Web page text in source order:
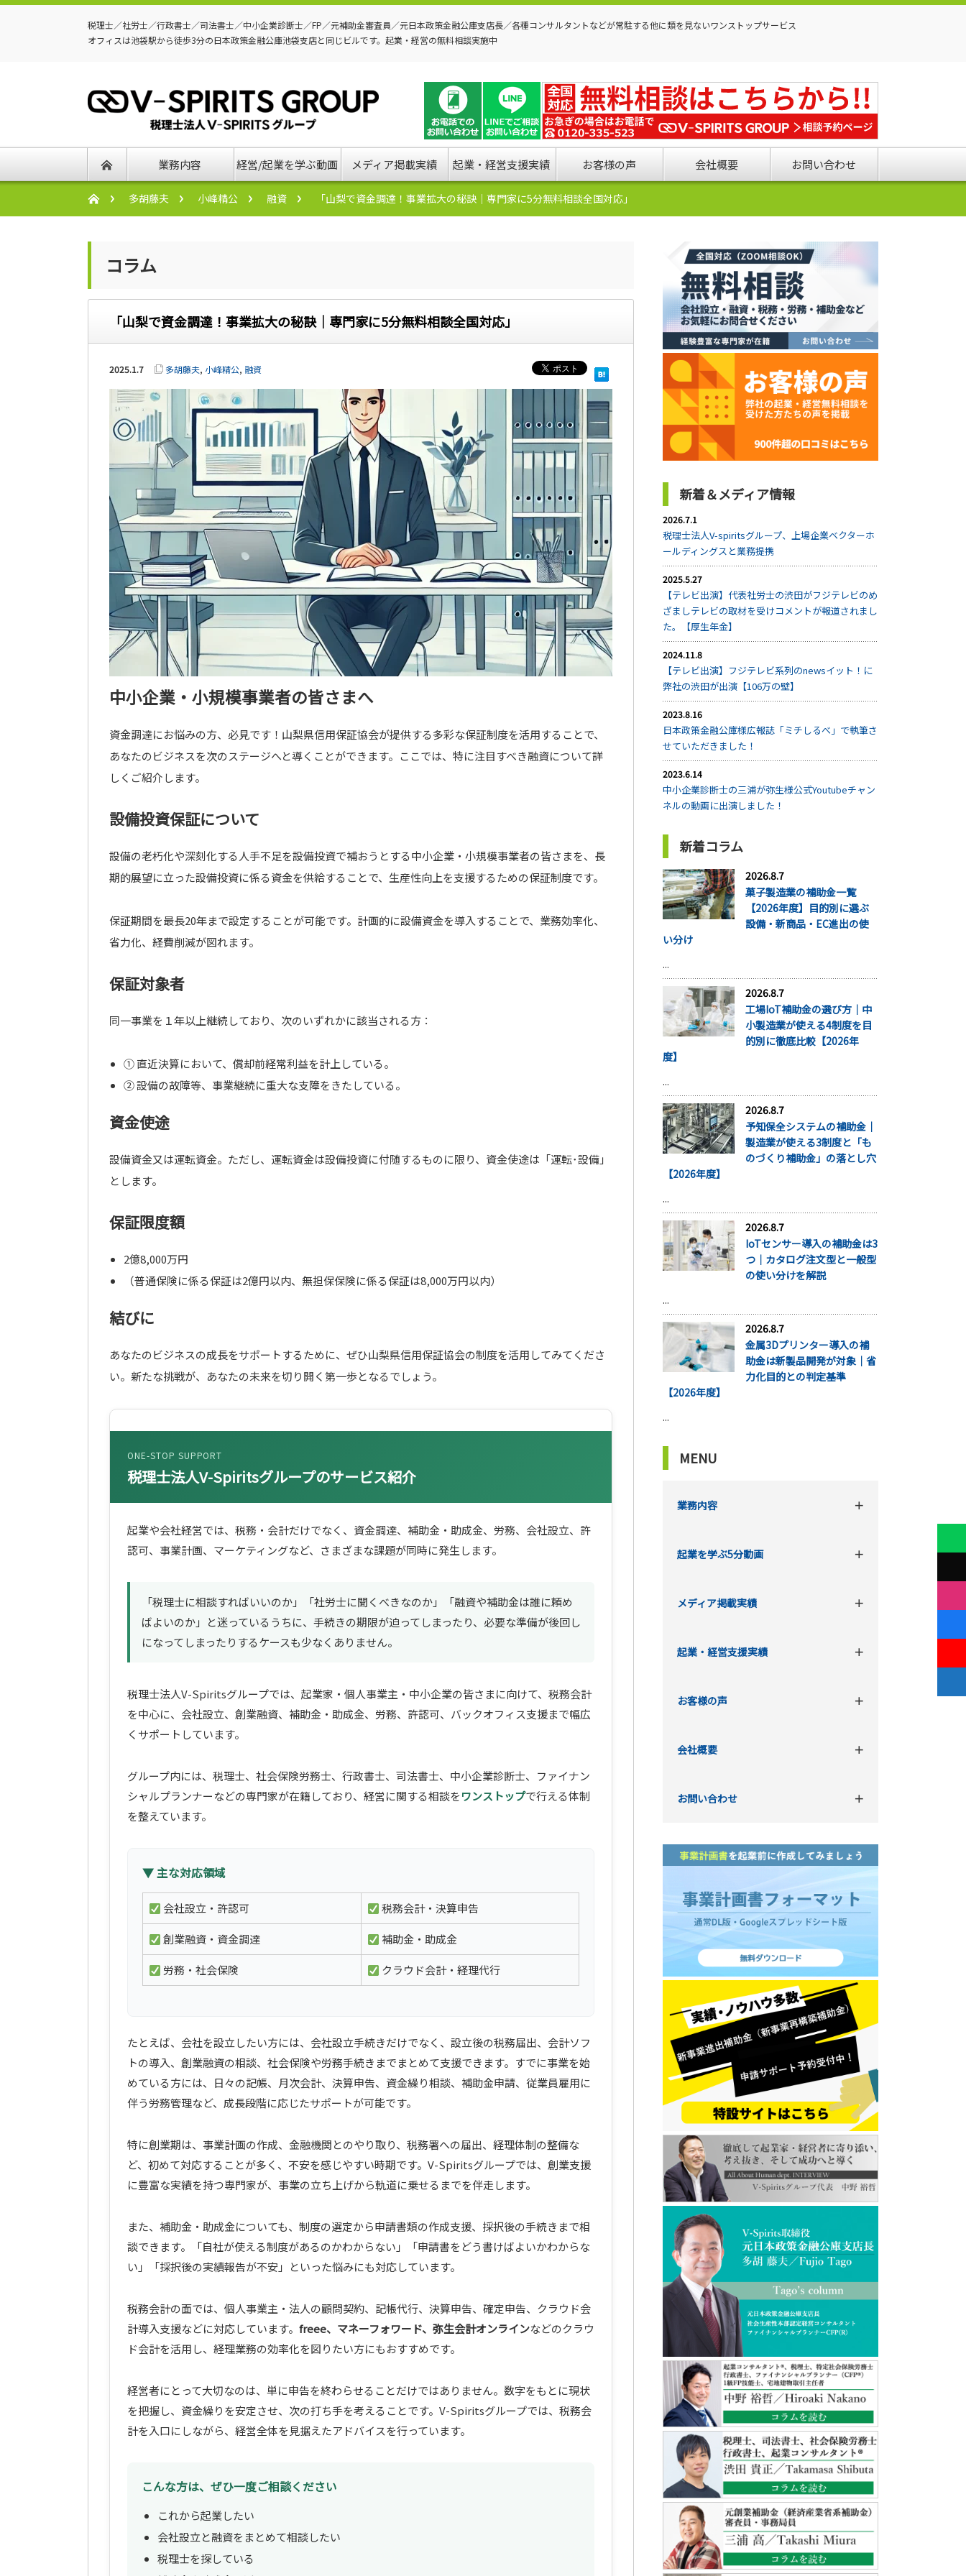
税理士／社労士／行政書士／司法書士／中小企業診断士／FP／元補助金審査員／元日本政策金融公庫支店長／各種コンサルタントなどが常駐する他に類を見ないワンストップサービス
オフィスは池袋駅から徒歩3分の日本政策金融公庫池袋支店と同じビルです。起業・経営の無料相談実施中
業務内容 経営/起業を学ぶ動画 メディア掲載実績 起業・経営支援実績 お客様の声 会社概要 お問い合わせ
多胡藤夫 小峰精公 融資 「山梨で資金調達！事業拡大の秘訣｜専門家に5分無料相談全国対応」
コラム
「山梨で資金調達！事業拡大の秘訣｜専門家に5分無料相談全国対応」
2025.1.7 多胡藤夫, 小峰精公, 融資
中小企業・小規模事業者の皆さまへ
資金調達にお悩みの方、必見です！山梨県信用保証協会が提供する多彩な保証制度を活用することで、
あなたのビジネスを次のステージへと導くことができます。ここでは、特に注目すべき融資について詳
しくご紹介します。
設備投資保証について
設備の老朽化や深刻化する人手不足を設備投資で補おうとする中小企業・小規模事業者の皆さまを、長
期的展望に立った設備投資に係る資金を供給することで、生産性向上を支援するための保証制度です。
保証期間を最長20年まで設定することが可能です。計画的に設備資金を導入することで、業務効率化、
省力化、経費削減が図れます。
保証対象者
同一事業を１年以上継続しており、次のいずれかに該当される方：
① 直近決算において、償却前経常利益を計上している。
② 設備の故障等、事業継続に重大な支障をきたしている。
資金使途
設備資金又は運転資金。ただし、運転資金は設備投資に付随するものに限り、資金使途は「運転･設備」
とします。
保証限度額
2億8,000万円
（普通保険に係る保証は2億円以内、無担保保険に係る保証は8,000万円以内）
結びに
あなたのビジネスの成長をサポートするために、ぜひ山梨県信用保証協会の制度を活用してみてくださ
い。新たな挑戦が、あなたの未来を切り開く第一歩となるでしょう。
ONE-STOP SUPPORT
税理士法人V-Spiritsグループのサービス紹介
起業や会社経営では、税務・会計だけでなく、資金調達、補助金・助成金、労務、会社設立、許
認可、事業計画、マーケティングなど、さまざまな課題が同時に発生します。
「税理士に相談すればいいのか」「社労士に聞くべきなのか」「融資や補助金は誰に頼め
ばよいのか」と迷っているうちに、手続きの期限が迫ってしまったり、必要な準備が後回し
になってしまったりするケースも少なくありません。
税理士法人V-Spiritsグループでは、起業家・個人事業主・中小企業の皆さまに向けて、税務会計
を中心に、会社設立、創業融資、補助金・助成金、労務、許認可、バックオフィス支援まで幅広
くサポートしています。
グループ内には、税理士、社会保険労務士、行政書士、司法書士、中小企業診断士、ファイナン
シャルプランナーなどの専門家が在籍しており、経営に関する相談をワンストップで行える体制
を整えています。
▼ 主な対応領域
会社設立・許認可 税務会計・決算申告
創業融資・資金調達 補助金・助成金
労務・社会保険 クラウド会計・経理代行
たとえば、会社を設立したい方には、会社設立手続きだけでなく、設立後の税務届出、会計ソフ
トの導入、創業融資の相談、社会保険や労務手続きまでまとめて支援できます。すでに事業を始
めている方には、日々の記帳、月次会計、決算申告、資金繰り相談、補助金申請、従業員雇用に
伴う労務管理など、成長段階に応じたサポートが可能です。
特に創業期は、事業計画の作成、金融機関とのやり取り、税務署への届出、経理体制の整備な
ど、初めて対応することが多く、不安を感じやすい時期です。V-Spiritsグループでは、創業支援
に豊富な実績を持つ専門家が、事業の立ち上げから軌道に乗せるまでを伴走します。
また、補助金・助成金についても、制度の選定から申請書類の作成支援、採択後の手続きまで相
談できます。「自社が使える制度があるのかわからない」「申請書をどう書けばよいかわからな
い」「採択後の実績報告が不安」といった悩みにも対応しています。
税務会計の面では、個人事業主・法人の顧問契約、記帳代行、決算申告、確定申告、クラウド会
計導入支援などに対応しています。 freee、マネーフォワード、弥生会計オンラインなどのクラウ
ド会計を活用し、経理業務の効率化を図りたい方にもおすすめです。
経営者にとって大切なのは、単に申告を終わらせることだけではありません。数字をもとに現状
を把握し、資金繰りを安定させ、次の打ち手を考えることです。V-Spiritsグループでは、税務会
計を入口にしながら、経営全体を見据えたアドバイスを行っています。
こんな方は、ぜひ一度ご相談ください
これから起業したい
会社設立と融資をまとめて相談したい
税理士を探している
新着＆メディア情報
2026.7.1
税理士法人V-spiritsグループ、上場企業ベクターホ
ールディングスと業務提携
2025.5.27
【テレビ出演】代表社労士の渋田がフジテレビのめ
ざましテレビの取材を受けコメントが報道されまし
た。【厚生年金】
2024.11.8
【テレビ出演】フジテレビ系列のnewsイット！に
弊社の渋田が出演【106万の壁】
2023.8.16
日本政策金融公庫様広報誌「ミチしるべ」で執筆さ
せていただきました！
2023.6.14
中小企業診断士の三浦が弥生様公式Youtubeチャン
ネルの動画に出演しました！
新着コラム
2026.8.7
菓子製造業の補助金一覧
【2026年度】目的別に選ぶ
設備・新商品・EC進出の使
い分け
...
2026.8.7
工場IoT補助金の選び方｜中
小製造業が使える4制度を目
的別に徹底比較【2026年
度】
...
2026.8.7
予知保全システムの補助金｜
製造業が使える3制度と「も
のづくり補助金」の落とし穴
【2026年度】
...
2026.8.7
IoTセンサー導入の補助金は3
つ｜カタログ注文型と一般型
の使い分けを解説
...
2026.8.7
金属3Dプリンター導入の補
助金は新製品開発が対象｜省
力化目的との判定基準
【2026年度】
...
MENU
業務内容
起業を学ぶ5分動画
メディア掲載実績
起業・経営支援実績
お客様の声
会社概要
お問い合わせ